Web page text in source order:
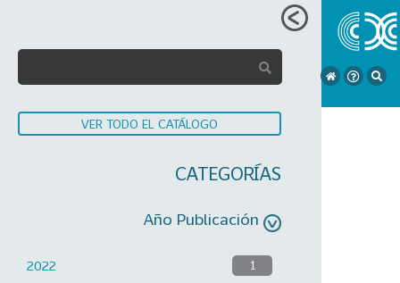
VER TODO EL CATÁLOGO
CATEGORÍAS
Año Publicación
2022 1